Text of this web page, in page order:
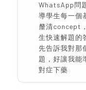
WhatsApp問
導學生每一個
釐清concept
生快速解題的
先告訴我對那
題，好讓我能
對症下藥